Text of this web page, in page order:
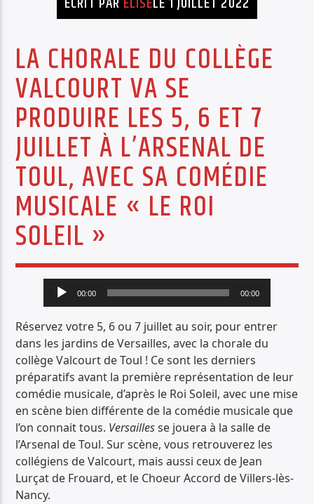
PISTE ACTUELLE
18 MISS JOAN.MP3
18 MISS JOAN.MP3
Radio Déclic
LA CHORALE DU COLLÈGE
VALCOURT VA SE
PRODUIRE LES 5, 6 ET 7
JUILLET À L’ARSENAL DE
TOUL, AVEC SA COMÉDIE
MUSICALE « LE ROI
SOLEIL »
Lecteur
audio
00:00 00:00
Réservez votre 5, 6 ou 7 juillet au soir, pour entrer
dans les jardins de Versailles, avec la chorale du
collège Valcourt de Toul ! Ce sont les derniers
préparatifs avant la première représentation de leur
comédie musicale, d’après le Roi Soleil, avec une mise
en scène bien différente de la comédie musicale que
l’on connait tous. Versaillesse jouera à la salle de
l’Arsenal de Toul. Sur scène, vous retrouverez les
collégiens de Valcourt, mais aussi ceux de Jean
Lurçat de Frouard, et le Choeur Accord de Villers-lès-
Nancy.